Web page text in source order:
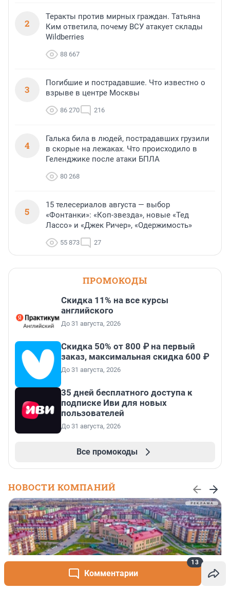
Комментарии
13
2
Теракты против мирных граждан. Татьяна
Ким ответила, почему ВСУ атакует склады
Wildberries
88 667
3
Погибшие и пострадавшие. Что известно о
взрыве в центре Москвы
86 270 216
4
Галька била в людей, пострадавших грузили
в скорые на лежаках. Что происходило в
Геленджике после атаки БПЛА
80 268
5
15 телесериалов августа — выбор
«Фонтанки»: «Коп-звезда», новые «Тед
Лассо» и «Джек Ричер», «Одержимость»
55 873 27
ПРОМОКОДЫ
Скидка 11% на все курсы
английского
До 31 августа, 2026
Скидка 50% от 800 ₽ на первый
заказ, максимальная скидка 600 ₽
До 31 августа, 2026
35 дней бесплатного доступа к
подписке Иви для новых
пользователей
До 31 августа, 2026
Все промокоды
НОВОСТИ КОМПАНИЙ